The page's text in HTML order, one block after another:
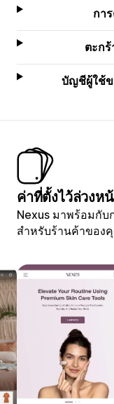
กา
ตะก
บัญชีผู้ใช้ข
ค่าที่ตั้งไว้ล่วงห
Nexus มาพร้อมกับ
สำหรับร้านค้าของ